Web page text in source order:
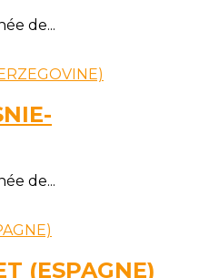
de...
de...
(ESPAGNE)